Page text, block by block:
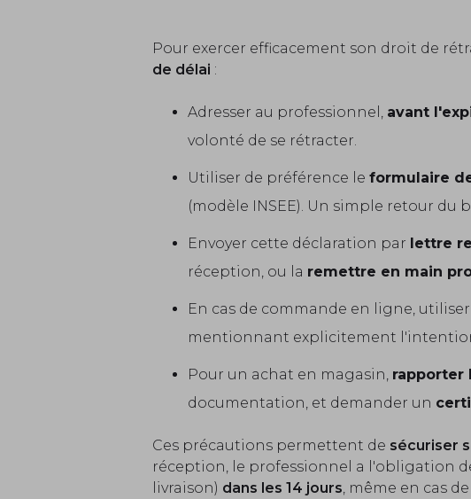
Pour exercer efficacement son droit de
de délai :
Adresser au professionnel, avant
volonté de se rétracter.
Utiliser de préférence le formulaire
(modèle INSEE). Un simple retour du
Envoyer cette déclaration par lettre
réception, ou la remettre en main
En cas de commande en ligne,
mentionnant explicitement
Pour un achat en magasin, rapporter
documentation, et demander un
Ces précautions permettent de sécuriser
réception, le professionnel a l'obligation
livraison) dans les 14 jours , même en cas